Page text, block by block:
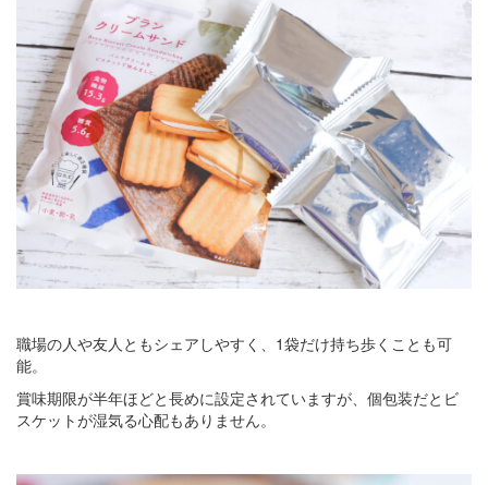
職場の人や友人ともシェアしやすく、1袋だけ持ち歩くことも可
能。
賞味期限が半年ほどと長めに設定されていますが、個包装だとビ
スケットが湿気る心配もありません。